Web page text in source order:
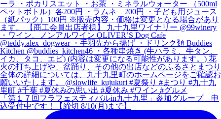
「第１７回フラフェスティバルin九十九里」参加グループ 申
込受付中です！【締切 8/10(月)まで】